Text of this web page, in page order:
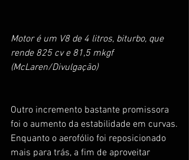
Motor é um V8 de 4 litros, biturbo, que
rende 825 cv e 81,5 mkgf
(McLaren/Divulgação)
Outro incremento bastante promissora
foi o aumento da estabilidade em curvas.
Enquanto o aerofólio foi reposicionado
mais para trás, a fim de aproveitar